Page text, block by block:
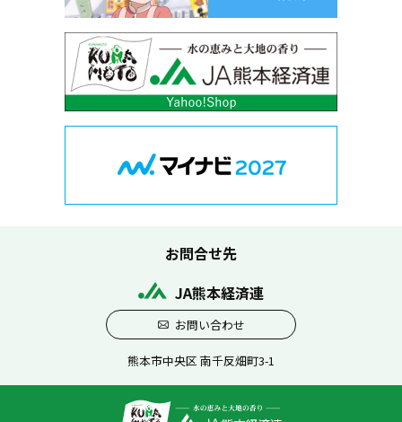
お問合せ先
JA熊本経済連
お問い合わせ
熊本市中央区 南千反畑町3-1